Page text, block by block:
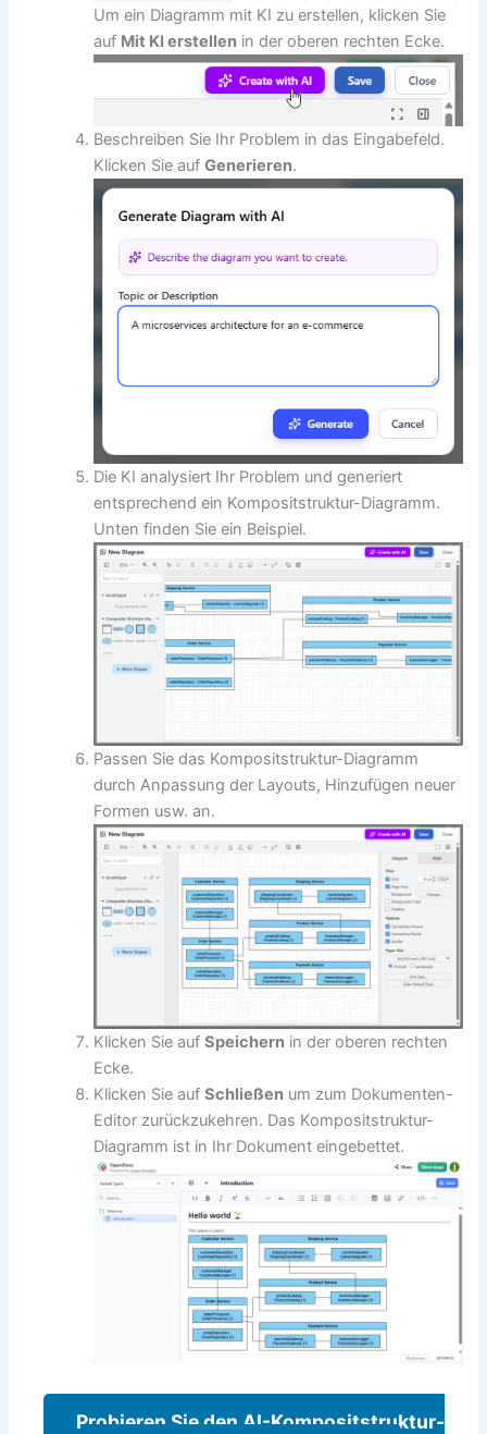
Um ein Diagramm mit KI zu erstellen, klicken Sie
auf Mit KI erstellen in der oberen rechten Ecke.
Beschreiben Sie Ihr Problem in das Eingabefeld.
Klicken Sie aufGenerieren.
Die KI analysiert Ihr Problem und generiert
entsprechend ein Kompositstruktur-Diagramm.
Unten finden Sie ein Beispiel.
Passen Sie das Kompositstruktur-Diagramm
durch Anpassung der Layouts, Hinzufügen neuer
Formen usw. an.
Klicken Sie aufSpeichern in der oberen rechten
Ecke.
Klicken Sie aufSchließen um zum Dokumenten-
Editor zurückzukehren. Das Kompositstruktur-
Diagramm ist in Ihr Dokument eingebettet.
Probieren Sie den AI-Kompositstruktur-